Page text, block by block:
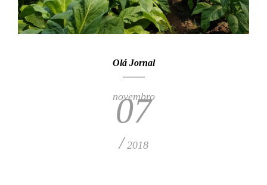
Olá Jornal
novembro
07
/ 2018